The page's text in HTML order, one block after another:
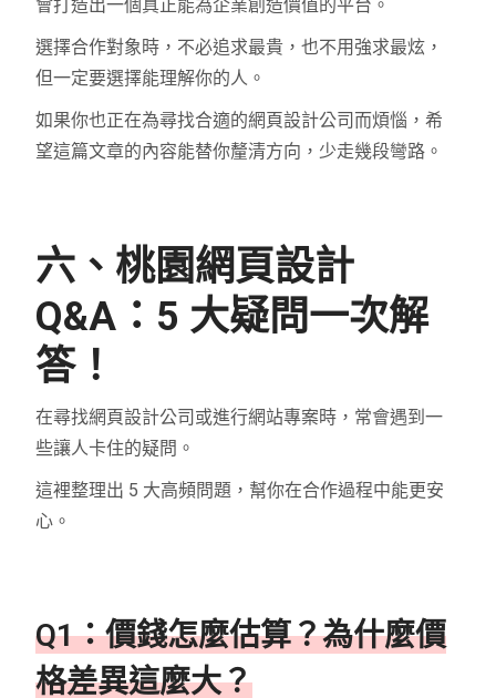
會打造出一個真正能為企業創造價值的平台。
選擇合作對象時，不必追求最貴，也不用強求最炫，
但一定要選擇能理解你的人。
如果你也正在為尋找合適的網頁設計公司而煩惱，希
望這篇文章的內容能替你釐清方向，少走幾段彎路。
六、桃園網頁設計
Q&A：5 大疑問一次解
答！
在尋找網頁設計公司或進行網站專案時，常會遇到一
些讓人卡住的疑問。
這裡整理出 5 大高頻問題，幫你在合作過程中能更安
心。
Q1：價錢怎麼估算？為什麼價
格差異這麼大？